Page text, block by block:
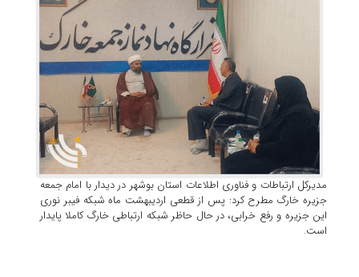
مدیرکل ارتباطات و فناوری اطلاعات استان بوشهر در دیدار با امام جمعه
جزیره خارگ مطرح کرد: پس از قطعی اردیبهشت ماه شبکه فیبر نوری
این جزیره و رفع خرابی، در حال حاظر شبکه ارتباطی خارگ کاملا پایدار
است.